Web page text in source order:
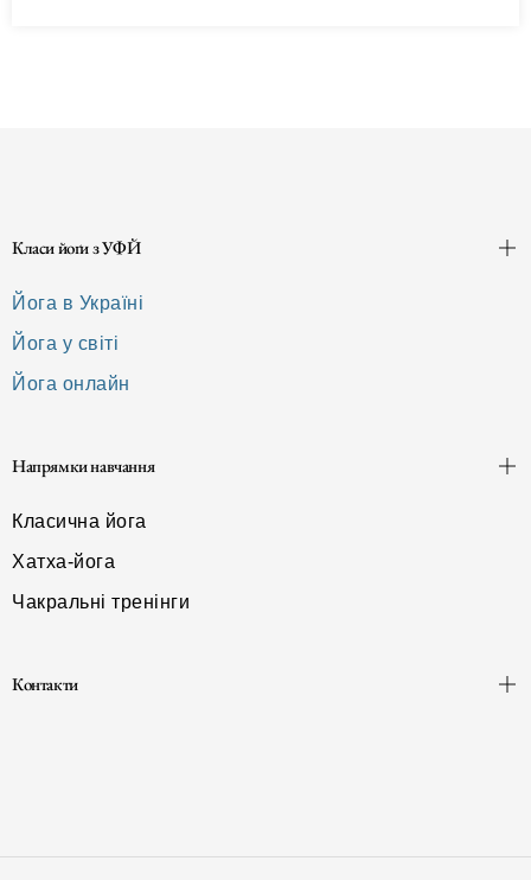
Класи йоґи з УФЙ
Йога в Україні
Йога у світі
Йога онлайн
Напрямки навчання
Класична йога
Хатха-йога
Чакральні тренінги
Контакти